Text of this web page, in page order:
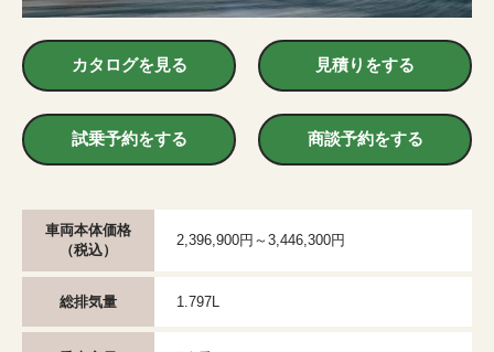
カタログを見る 見積りをする
試乗予約をする 商談予約をする
車両本体価格
（税込）
2,396,900円～3,446,300円
総排気量 1.797L